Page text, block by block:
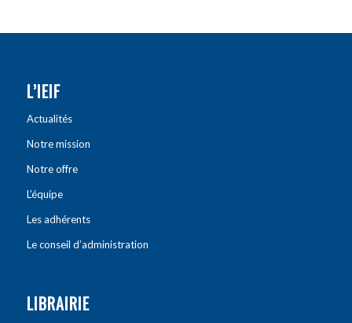
L’IEIF
Actualités
Notre mission
Notre offre
L’équipe
Les adhérents
Le conseil d’administration
LIBRAIRIE